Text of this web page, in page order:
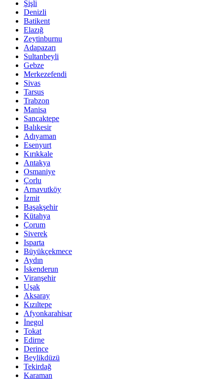
Şişli
Denizli
Batikent
Elazığ
Zeytinburnu
Adapazarı
Sultanbeyli
Gebze
Merkezefendi
Sivas
Tarsus
Trabzon
Manisa
Sancaktepe
Balıkesir
Adıyaman
Esenyurt
Kırıkkale
Antakya
Osmaniye
Çorlu
Arnavutköy
İzmit
Başakşehir
Kütahya
Çorum
Siverek
Isparta
Büyükçekmece
Aydın
İskenderun
Viranşehir
Uşak
Aksaray
Kızıltepe
Afyonkarahisar
İnegol
Tokat
Edirne
Derince
Beylikdüzü
Tekirdağ
Karaman